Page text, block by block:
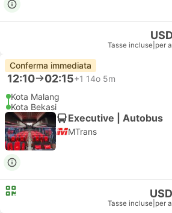
Tasse incluse per
Conferma immediata
12:10 02:15+1 14o 5m
Kota Malang
Kota Bekasi
Executive | Autobus
MTrans
Tasse incluse per